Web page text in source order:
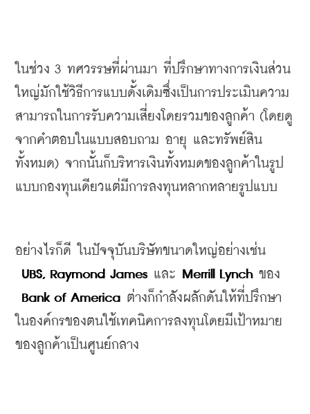
ในช่วง 3 ทศวรรษที่ผ่านมา ที่ปรึกษาทางการเงินส่วน
ใหญ่มักใช้วิธีการแบบดั้งเดิมซึ่งเป็นการประเมินความ
สามารถในการรับความเสี่ยงโดยรวมของลูกค้า (โดยดู
จากคำตอบในแบบสอบถาม อายุ และทรัพย์สิน
ทั้งหมด) จากนั้นก็บริหารเงินทั้งหมดของลูกค้าในรูป
แบบกองทุนเดียวแต่มีการลงทุนหลากหลายรูปแบบ
อย่างไรก็ดี
ในปัจจุบันบริษัทขนาดใหญ่อย่างเช่น
UBS, Raymond James และ Merrill Lynch ของ
Bank of America ต่างก็กำลังผลักดันให้ที่ปรึกษา
ในองค์กรของตนใช้เทคนิคการลงทุนโดยมีเป้าหมาย
ของลูกค้าเป็นศูนย์กลาง